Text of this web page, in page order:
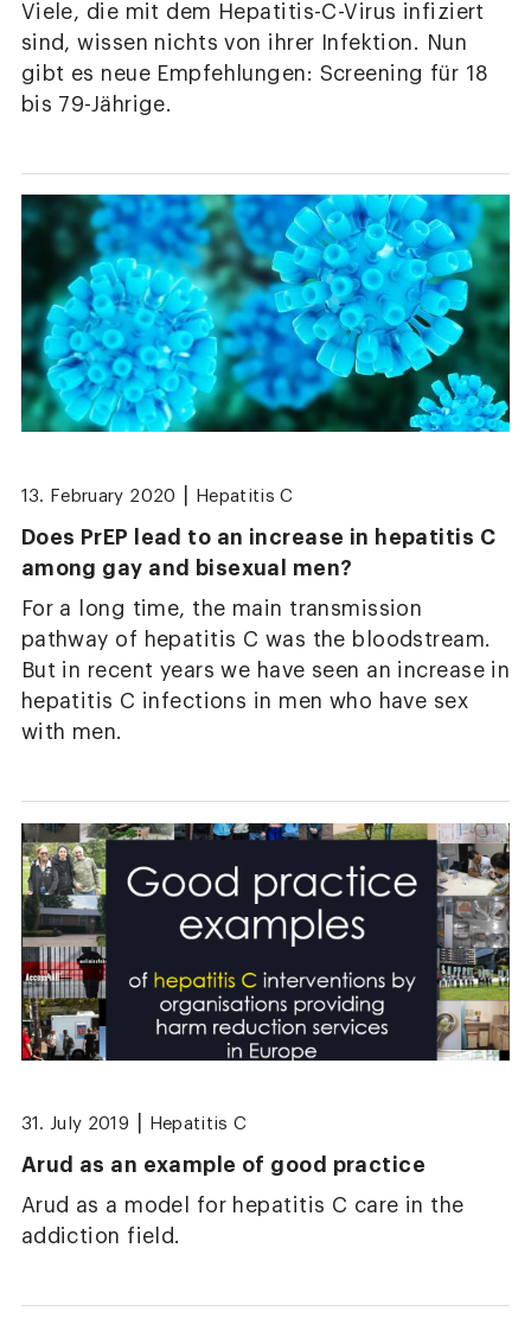
Viele, die mit dem Hepatitis-C-Virus infiziert
sind, wissen nichts von ihrer Infektion. Nun
gibt es neue Empfehlungen: Screening für 18
bis 79-Jährige.
13. February 2020 Hepatitis C
Does PrEP lead to an increase in hepatitis C
among gay and bisexual men?
For a long time, the main transmission
pathway of hepatitis C was the bloodstream.
But in recent years we have seen an increase in
hepatitis C infections in men who have sex
with men.
31. July 2019 Hepatitis C
Arud as an example of good practice
Arud as a model for hepatitis C care in the
addiction field.